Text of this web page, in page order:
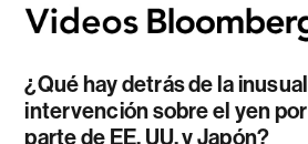
¿Qué hay detrás de la inusual
intervención sobre el yen por
parte de EE. UU. y Japón?